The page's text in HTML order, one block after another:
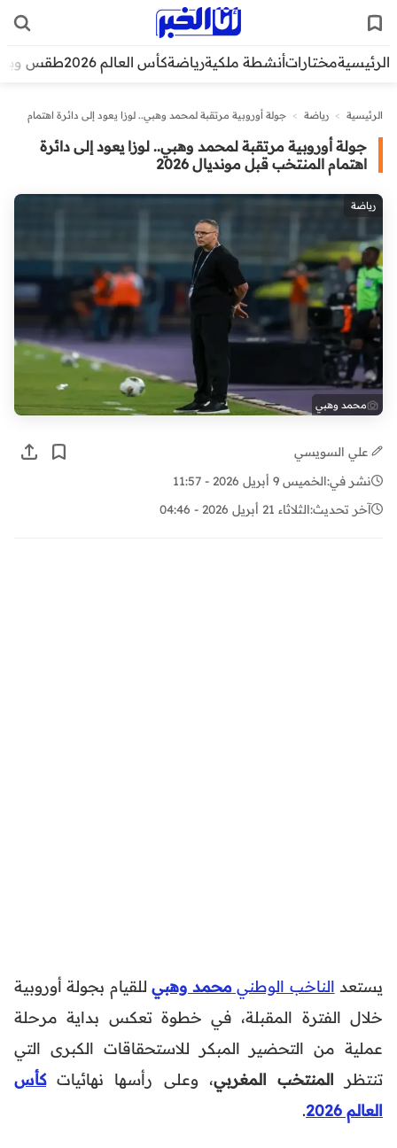
الرئيسيةمختاراتأنشطة ملكيةرياضةكأس العالم 2026 طقس
الرئيسية > رياضة > جولة أوروبية مرتقبة لمحمد وهبي.. لوزا يعود إلى دائرة اهتمام
جولة أوروبية مرتقبة لمحمد وهبي.. لوزا يعود إلى دائرة
اهتمام المنتخب قبل مونديال 2026
رياضة
محمد وهبي
علي السويسي
نشر في:الخميس 9 أبريل 2026 - 11:57
آخر تحديث:الثلاثاء 21 أبريل 2026 - 04:46
يستعد الناخب الوطني محمد وهبيللقيام بجولة أوروبية
خلال الفترة المقبلة، في خطوة تعكس بداية مرحلة
عملية من التحضير المبكر للاستحقاقات الكبرى التي
تنتظر المنتخب المغربي، وعلى رأسها نهائياتكأس
العالم 2026
.